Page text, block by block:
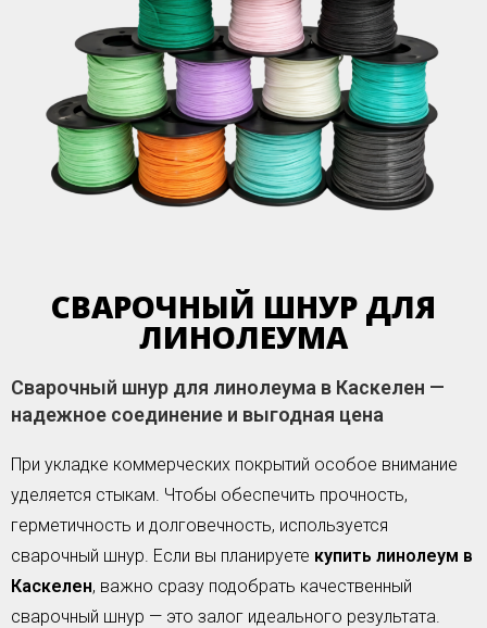
СВАРОЧНЫЙ ШНУР ДЛЯ
ЛИНОЛЕУМА
Сварочный шнур для линолеума в Каскелен —
надежное соединение и выгодная цена
При укладке коммерческих покрытий особое внимание
уделяется стыкам. Чтобы обеспечить прочность,
герметичность и долговечность, используется
сварочный шнур. Если вы планируете купить линолеум в
Каскелен, важно сразу подобрать качественный
сварочный шнур — это залог идеального результата.